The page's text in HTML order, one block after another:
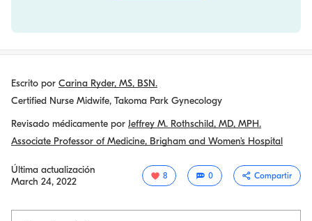
Escrito por Carina Ryder, MS, BSN.
Certified Nurse Midwife, Takoma Park Gynecology
Revisado médicamente por Jeffrey M. Rothschild, MD, MPH.
Associate Professor of Medicine, Brigham and Women’s Hospital
Última actualización
March 24, 2022
8 0 Compartir